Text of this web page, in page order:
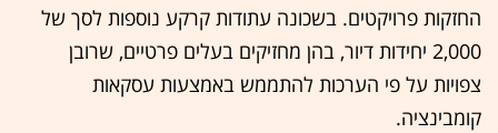
החזקות פרויקטים. בשכונה עתודות קרקע נוספות לסך של
2,000 יחידות דיור, בהן מחזיקים בעלים פרטיים, שרובן
צפויות על פי הערכות להתממש באמצעות עסקאות
קומבינציה.